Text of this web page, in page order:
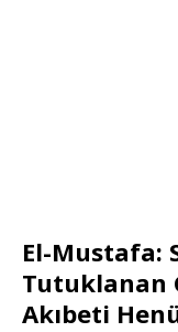
El-Mustafa:
Tutuklanan
Akıbeti